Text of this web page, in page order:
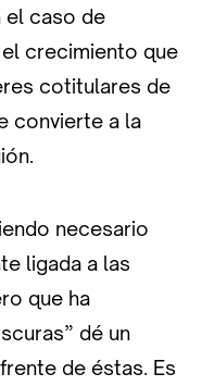
el caso de
crecimiento que
cotitulares de
convierte a la
necesario
ligada a las
que ha
dé un
de éstas. Es